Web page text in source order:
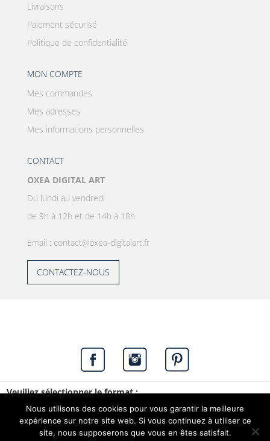
Veuillez sélectionner le format :
Livraisons
Paiement sécurisé
Politique de confidentialité
MON COMPTE
Mes commandes
Mes adresses
Mes informations personnelles
CONTACT
OXEA DIGITAL ART
Du lundi au vendredi
de 9h à 12h et de 14h à 18h
Email : contact@oxea-digitalart.fr
CONTACTEZ-NOUS
Beeview,agence web à Vannes
Nous utilisons des cookies pour vous garantir la meilleure
expérience sur notre site web. Si vous continuez à utiliser ce
site, nous supposerons que vous en êtes satisfait.